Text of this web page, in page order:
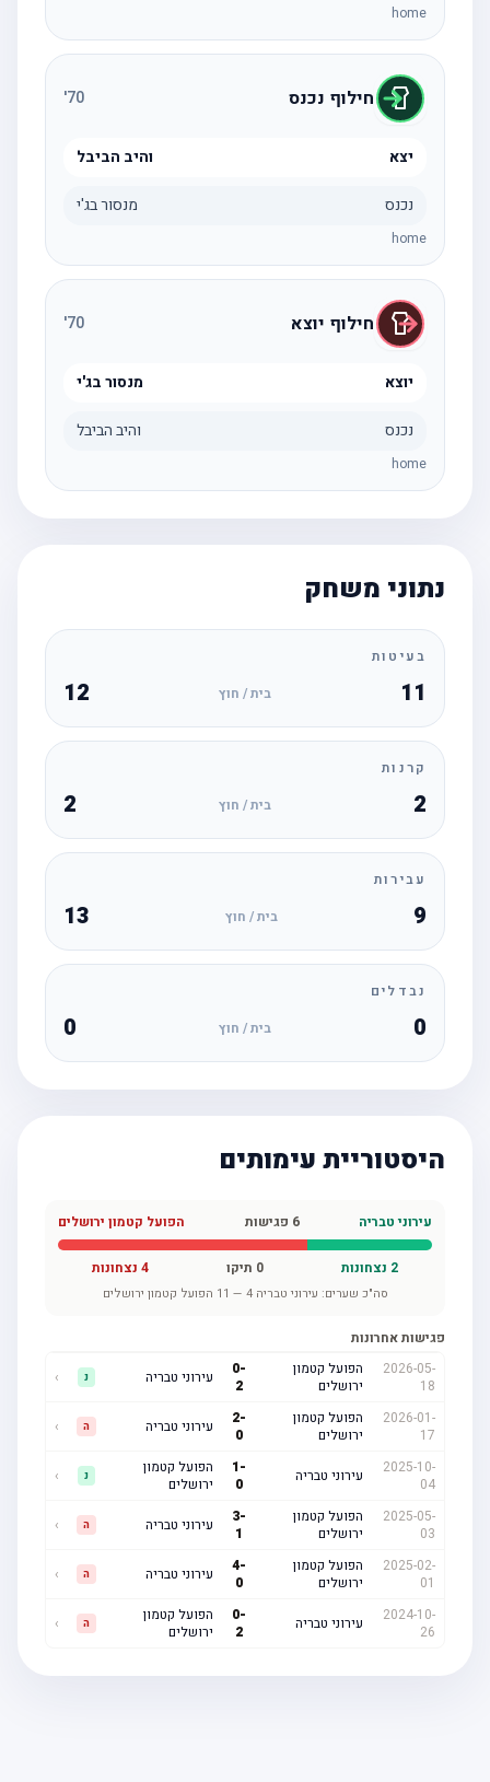
home
חילוף נכנס 70
'
יצא והיב הביבל
נכנס מנסור בג'י
home
חילוף יוצא 70
'
יוצא מנסור בג'י
נכנס והיב הביבל
home
נתוני משחק
בעיטות
11 בית / חוץ 12
קרנות
בית / חוץ
עבירות
בית / חוץ 13
נבדלים
בית / חוץ
היסטוריית עימותים
עירוני טבריה פגישות הפועל קטמון ירושלים
נצחונות תיקו נצחונות
סה"כ שערים:עירוני טבריה 4
—
11 הפועל קטמון ירושלים
פגישות אחרונות
2026-05-
הפועל קטמון
ירושלים
עירוני טבריה
2026-01-
הפועל קטמון
ירושלים
עירוני טבריה
2025-10-
04
עירוני טבריה
הפועל קטמון
ירושלים
2025-05-
הפועל קטמון
ירושלים
עירוני טבריה
2025-02-
הפועל קטמון
ירושלים
עירוני טבריה
2024-10-
עירוני טבריה
הפועל קטמון
ירושלים